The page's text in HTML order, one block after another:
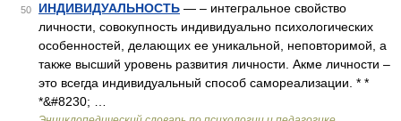
50 ИНДИВИДУАЛЬНОСТЬ — – интегральное свойство
личности, совокупность индивидуально психологических
особенностей, делающих ее уникальной, неповторимой, а
также высший уровень развития личности. Акме личности –
это всегда индивидуальный способ самореализации. * *
*&#8230; …